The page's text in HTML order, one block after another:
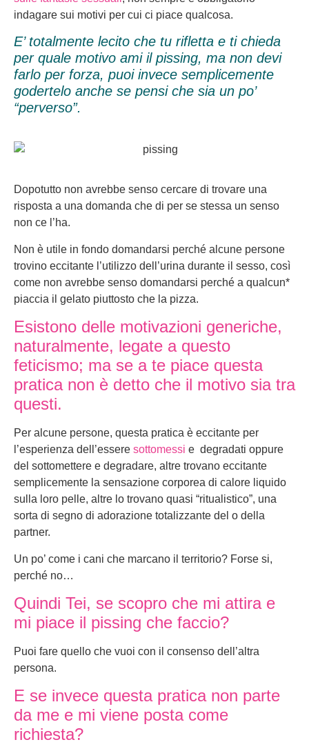
indagare sui motivi per cui ci piace qualcosa.
E’ totalmente lecito che tu rifletta e ti chieda
per quale motivo ami il pissing, ma non devi
farlo per forza, puoi invece semplicemente
godertelo anche se pensi che sia un po’
“perverso”.
Dopotutto non avrebbe senso cercare di trovare una
risposta a una domanda che di per se stessa un senso
non ce l’ha.
Non è utile in fondo domandarsi perché alcune persone
trovino eccitante l’utilizzo dell’urina durante il sesso, così
come non avrebbe senso domandarsi perché a qualcun*
piaccia il gelato piuttosto che la pizza.
Esistono delle motivazioni generiche,
naturalmente, legate a questo
feticismo; ma se a te piace questa
pratica non è detto che il motivo sia tra
questi.
Per alcune persone, questa pratica è eccitante per
l’esperienza dell’essere sottomessi e degradati oppure
del sottomettere e degradare, altre trovano eccitante
semplicemente la sensazione corporea di calore liquido
sulla loro pelle, altre lo trovano quasi “ritualistico”, una
sorta di segno di adorazione totalizzante del o della
partner.
Un po’ come i cani che marcano il territorio? Forse si,
perché no…
Quindi Tei, se scopro che mi attira e
mi piace il pissing che faccio?
Puoi fare quello che vuoi con il consenso dell’altra
persona.
E se invece questa pratica non parte
da me e mi viene posta come
richiesta?